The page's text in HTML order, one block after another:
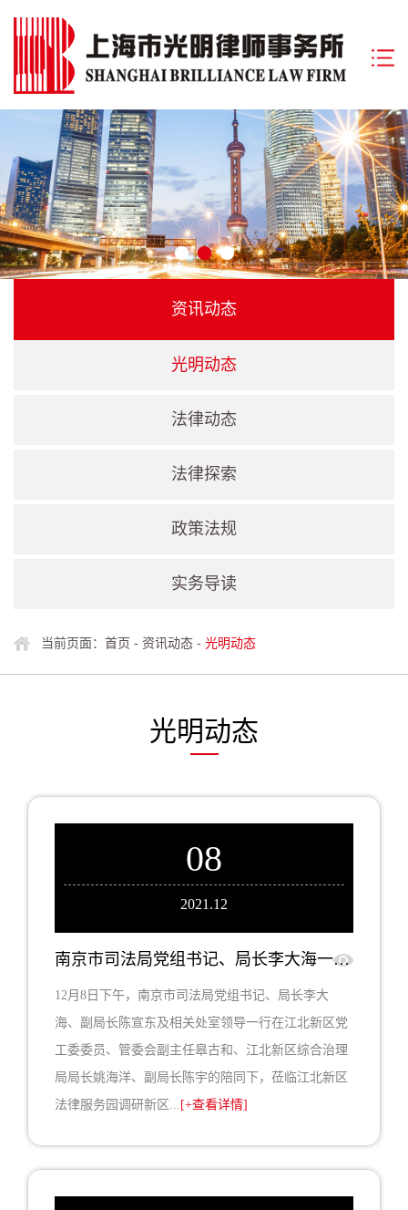
资讯动态
光明动态
法律动态
法律探索
政策法规
实务导读
当前页面： 首页 - 资讯动态 - 光明动态
光明动态
08
2021.12
南京市司法局党组书记、局长李大海一行莅临上海市光明（南京）律师事务所调研指导工作
12月8日下午，南京市司法局党组书记、局长李大
海、副局长陈宣东及相关处室领导一行在江北新区党
工委委员、管委会副主任皋古和、江北新区综合治理
局局长姚海洋、副局长陈宇的陪同下，莅临江北新区
法律服务园调研新区... [+查看详情]